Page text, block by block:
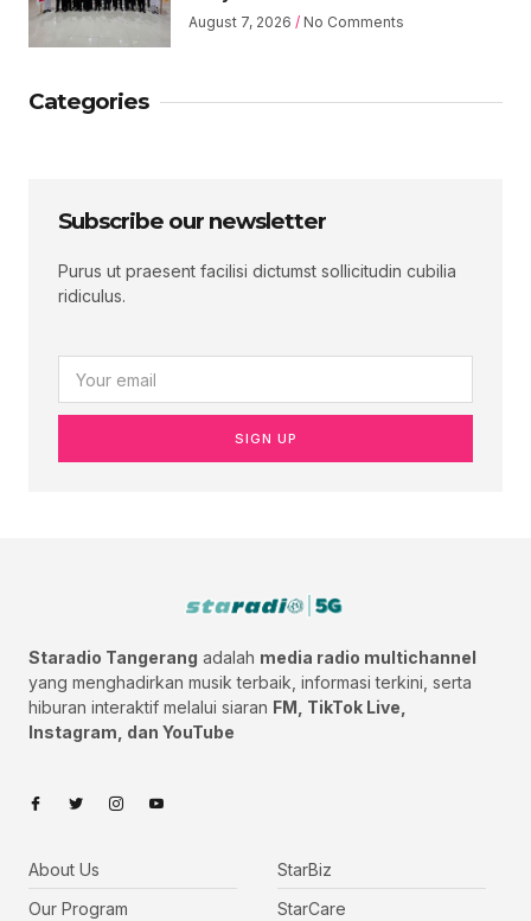
August 7, 2026 No Comments
Categories
Subscribe our newsletter
Purus ut praesent facilisi dictumst sollicitudin cubilia
ridiculus.
SIGN UP
Staradio Tangerang adalah media radio multichannel
yang menghadirkan musik terbaik, informasi terkini, serta
hiburan interaktif melalui siaran FM, TikTok Live,
Instagram, dan YouTube
About Us
Our Program
StarBiz
StarCare